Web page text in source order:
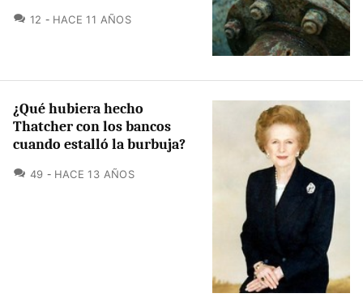
12 COMENTARIOS
HACE 11 AÑOS
¿Qué hubiera hecho
Thatcher con los bancos
cuando estalló la burbuja?
49 COMENTARIOS
HACE 13 AÑOS